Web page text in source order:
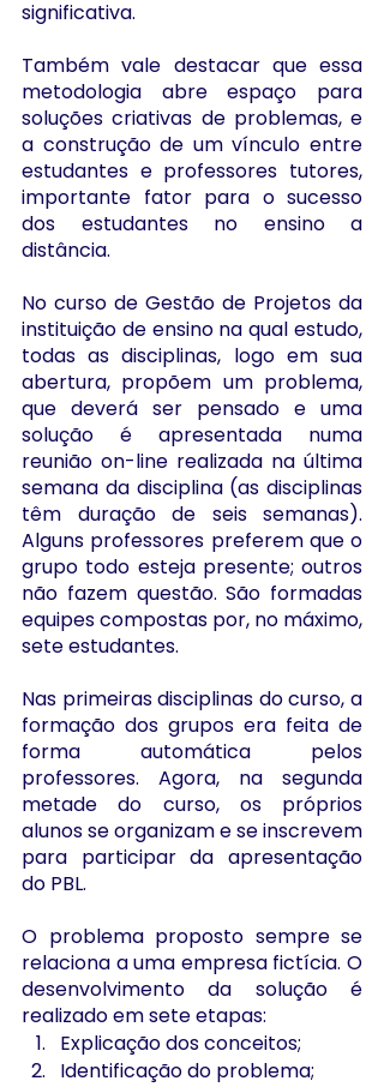
significativa.
Também vale destacar que essa
metodologia abre espaço para
soluções criativas de problemas, e
a construção de um vínculo entre
estudantes e professores tutores,
importante fator para o sucesso
dos estudantes no ensino a
distância.
No curso de Gestão de Projetos da
instituição de ensino na qual estudo,
todas as disciplinas, logo em sua
abertura, propõem um problema,
que deverá ser pensado e uma
solução é apresentada numa
reunião on-line realizada na última
semana da disciplina (as disciplinas
têm duração de seis semanas).
Alguns professores preferem que o
grupo todo esteja presente; outros
não fazem questão. São formadas
equipes compostas por, no máximo,
sete estudantes.
Nas primeiras disciplinas do curso, a
formação dos grupos era feita de
forma automática pelos
professores. Agora, na segunda
metade do curso, os próprios
alunos se organizam e se inscrevem
para participar da apresentação
do PBL.
O problema proposto sempre se
relaciona a uma empresa fictícia. O
desenvolvimento da solução é
realizado em sete etapas:
Explicação dos conceitos;
Identificação do problema;